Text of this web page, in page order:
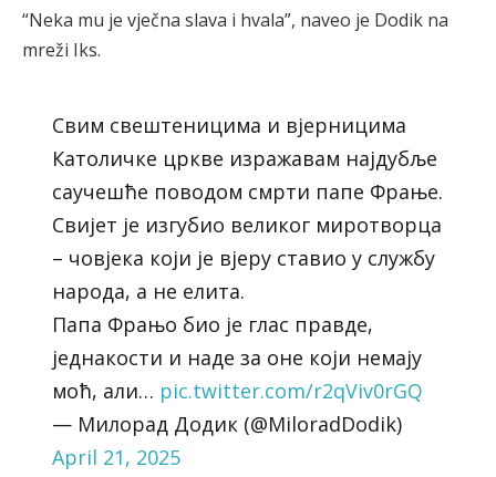
“Neka mu je vječna slava i hvala”, naveo je Dodik na
mreži Iks.
Свим свештеницима и вјерницима
Католичке цркве изражавам најдубље
саучешће поводом смрти папе Фрање.
Свијет је изгубио великог миротворца
– човјека који је вјеру ставио у службу
народа, а не елита.
Папа Фрањо био је глас правде,
једнакости и наде за оне који немају
моћ, али… pic.twitter.com/r2qViv0rGQ
— Милорад Додик (@MiloradDodik)
April 21, 2025